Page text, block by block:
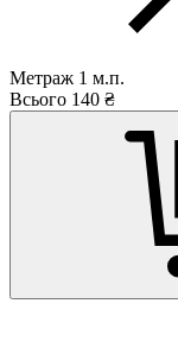
Метраж 1 м.п.
Всього 140 ₴